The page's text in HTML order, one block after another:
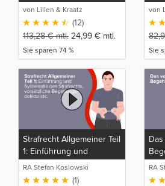
von Lilien & Kraatz
(12)
113,28€mtl. 24,99 € mtl.
Sie sparen 74 %
von
Sie
Strafrecht Allgemeiner Teil
1: Einführung und
Systematik des
Strafrechts, vorsätzliche
RA Stefan Koslowski
(1)
RA